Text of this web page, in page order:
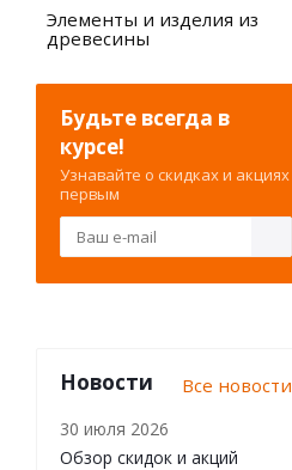
Элементы и изделия из
древесины
Будьте всегда в
курсе!
Узнавайте о скидках и акциях
первым
Новости Все новости
30 июля 2026
Обзор скидок и акций